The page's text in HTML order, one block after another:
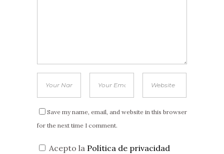
Save my name, email, and website in this browser
for the next time I comment.
Acepto la Política de privacidad